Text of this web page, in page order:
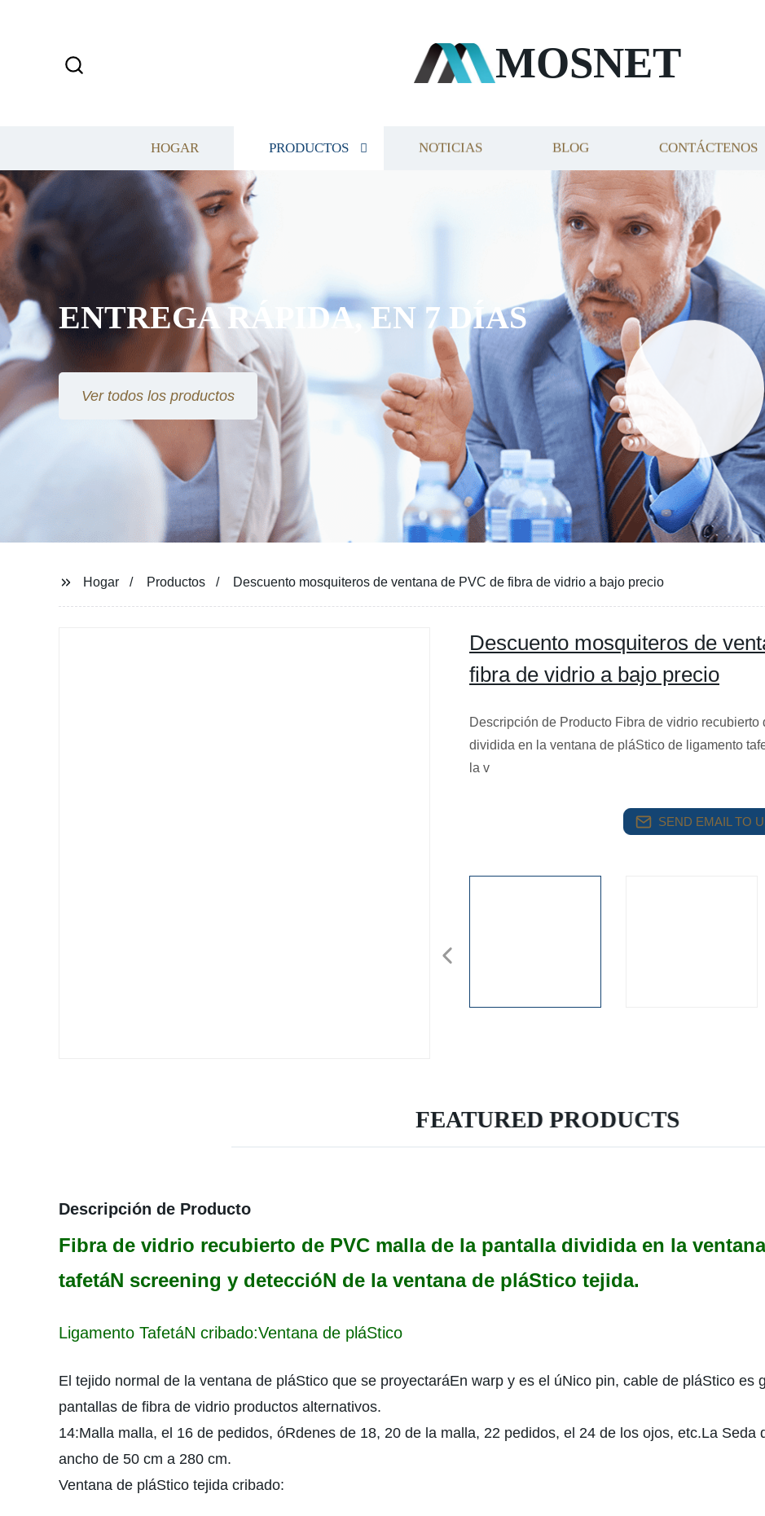
MOSNET
HOGAR PRODUCTOS NOTICIAS BLOG CONTÁCTENOS
ENTREGA RÁPIDA, EN 7 DÍAS
Ver todos los productos
Hogar Productos Descuento mosquiteros de ventana de PVC de fibra de vidrio a bajo precio
Descuento mosquiteros de
fibra de vidrio a bajo precio
Descripción de Producto Fibra de vidrio
dividida en la ventana de pláStico de ligamento
la v
SEND EMAIL TO
FEATURED PRODUCTS
Descripción de Producto
Fibra de vidrio recubierto de PVC malla de la pantalla dividida en la
tafetáN screening y deteccióN de la ventana de pláStico tejida.
Ligamento TafetáN cribado:Ventana de pláStico
El tejido normal de la ventana de pláStico que se proyectaráEn warp y es el úNico pin, cable de pláStico es
pantallas de fibra de vidrio productos alternativos.
14:Malla malla, el 16 de pedidos, óRdenes de 18, 20 de la malla, 22 pedidos, el 24 de los ojos, etc.La Seda
ancho de 50 cm a 280 cm.
Ventana de pláStico tejida cribado: